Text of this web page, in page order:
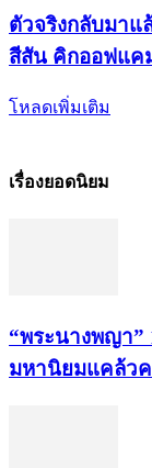
ตัวจริงกลับมา
สีสัน คิกออฟแค
โหลดเพิ่มเติม
เรื่องยอดนิยม
“พระ​นาง​พญา”
มหา​นิยม​แคล้ว